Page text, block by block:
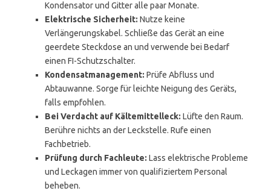
Kondensator und Gitter alle paar Monate.
Elektrische Sicherheit: Nutze keine
Verlängerungskabel. Schließe das Gerät an eine
geerdete Steckdose an und verwende bei Bedarf
einen FI-Schutzschalter.
Kondensatmanagement: Prüfe Abfluss und
Abtauwanne. Sorge für leichte Neigung des Geräts,
falls empfohlen.
Bei Verdacht auf Kältemittelleck: Lüfte den Raum.
Berühre nichts an der Leckstelle. Rufe einen
Fachbetrieb.
Prüfung durch Fachleute: Lass elektrische Probleme
und Leckagen immer von qualifiziertem Personal
beheben.